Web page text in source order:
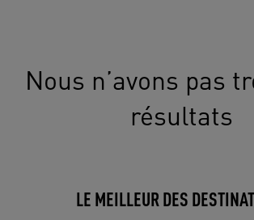
Nous n’avons pas
résultats
LE MEILLEUR DES